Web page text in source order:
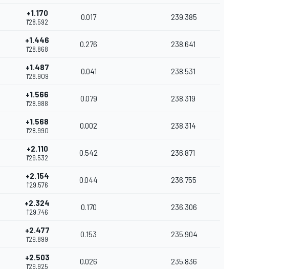
+1.170
1'28.592
0.017 239.385
+1.446
1'28.868
0.276 238.641
+1.487
1'28.909
0.041 238.531
+1.566
1'28.988
0.079 238.319
+1.568
1'28.990
0.002 238.314
+2.110
1'29.532
0.542 236.871
+2.154
1'29.576
0.044 236.755
+2.324
1'29.746
0.170 236.306
+2.477
1'29.899
0.153 235.904
+2.503
1'29.925
0.026 235.836